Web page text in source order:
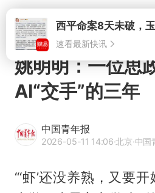
速看最新快讯
姚明明：一位思
AI“交手”的三年
中国青年报
2026-05-11 14:06·北京·中国
“‘虾’还没养熟，又要开